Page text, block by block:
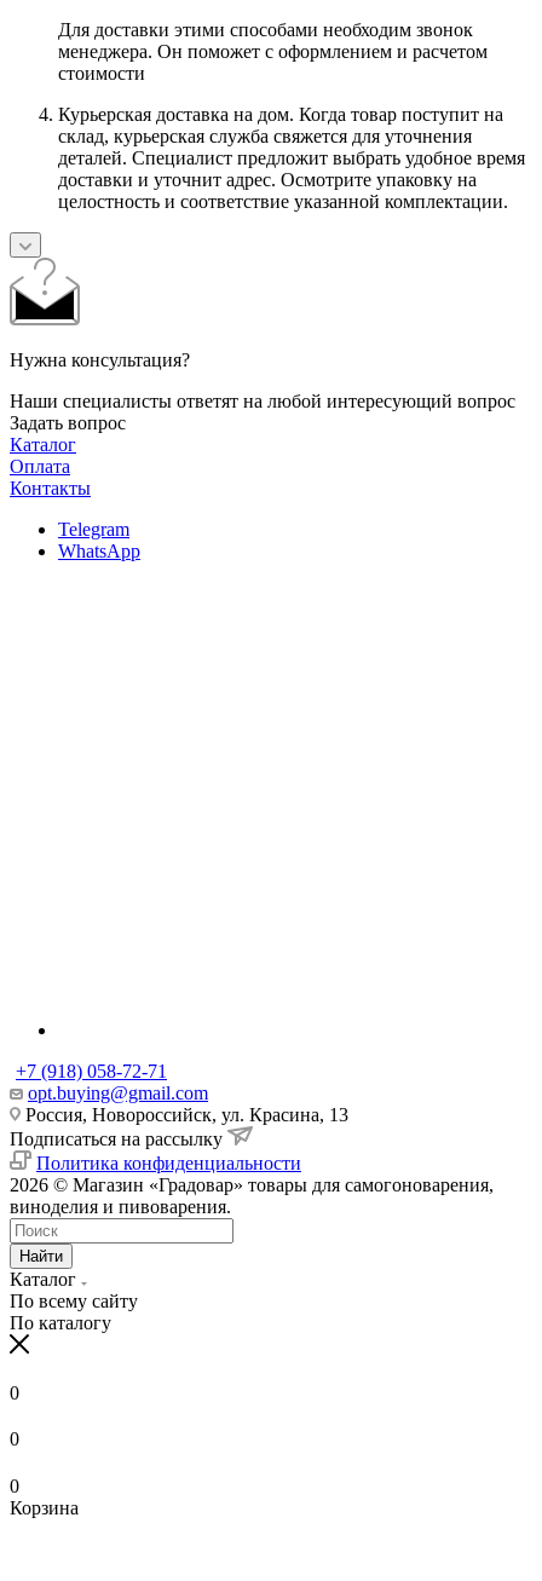
Для доставки этими способами необходим звонок
менеджера. Он поможет с оформлением и расчетом
стоимости
Курьерская доставка на дом. Когда товар поступит на
склад, курьерская служба свяжется для уточнения
деталей. Специалист предложит выбрать удобное время
доставки и уточнит адрес. Осмотрите упаковку на
целостность и соответствие указанной комплектации.
Нужна консультация?
Наши специалисты ответят на любой интересующий вопрос
Задать вопрос
Каталог
Оплата
Контакты
Telegram
WhatsApp
+7 (918) 058-72-71
opt.buying@gmail.com
Россия, Новороссийск, ул. Красина, 13
Подписаться на рассылку
Политика конфиденциальности
2026 © Магазин «Градовар» товары для самогоноварения,
виноделия и пивоварения.
Найти
Каталог
По всему сайту
По каталогу
0
0
0
Корзина